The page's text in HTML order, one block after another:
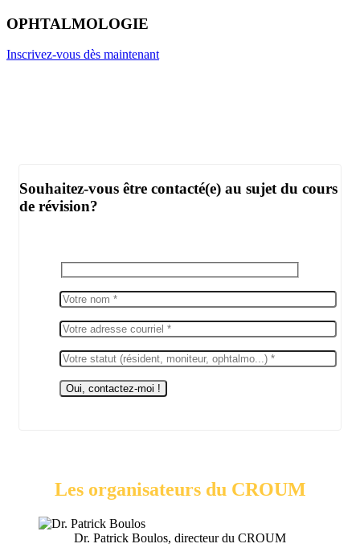
OPHTALMOLOGIE
Inscrivez-vous dès maintenant
Souhaitez-vous être contacté(e) au sujet du cours
de révision?
Les organisateurs du CROUM
Dr. Patrick Boulos, directeur du CROUM